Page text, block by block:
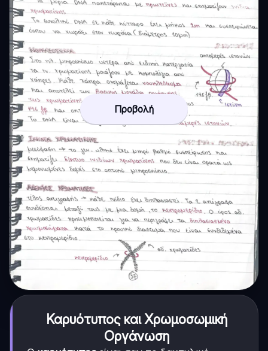
Προβολή
Καρυότυπος και Χρωμοσωμική
Οργάνωση